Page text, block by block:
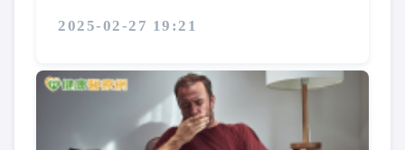
2025-02-27 19:21